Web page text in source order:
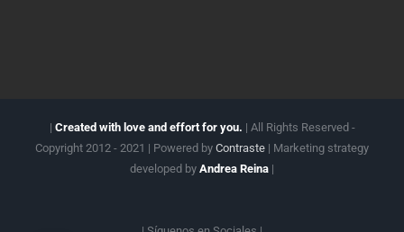
| Created with love and effort for you. | All Rights Reserved -
Copyright 2012 - 2021 | Powered by Contraste | Marketing strategy
developed by Andrea Reina |